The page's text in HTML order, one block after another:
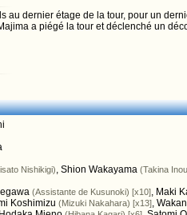
au dernier étage de la tour, pour un
a piégé la tour et déclenché un
Nishikigi), Shion Wakayama (Takina
(Assistante de Kusunoki) [x10], Maki
Koshimizu (Mizuki Nakahara) [x13],